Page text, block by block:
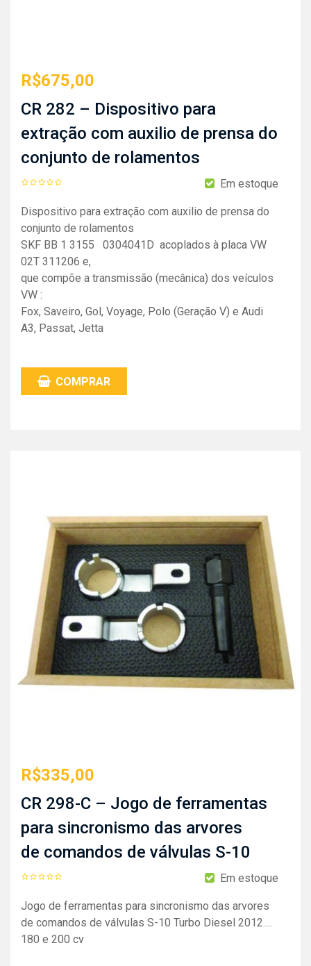
R$675,00
CR 282 – Dispositivo para
extração com auxilio de prensa do
conjunto de rolamentos
Em estoque
Dispositivo para extração com auxilio de prensa do
conjunto de rolamentos
SKF BB 1 3155 0304041D acoplados à placa VW
02T 311206 e,
que compõe a transmissão (mecânica) dos veículos
VW :
Fox, Saveiro, Gol, Voyage, Polo (Geração V) e Audi
A3, Passat, Jetta
COMPRAR
R$335,00
CR 298-C – Jogo de ferramentas
para sincronismo das arvores
de comandos de válvulas S-10
Em estoque
Jogo de ferramentas para sincronismo das arvores
de comandos de válvulas S-10 Turbo Diesel 2012….
180 e 200 cv